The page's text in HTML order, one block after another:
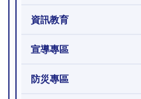
資訊教育
宣導專區
防災專區